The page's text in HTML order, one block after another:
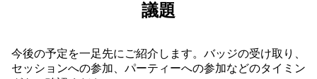
議題
今後の予定を一足先にご紹介します。バッジの受け取り、
セッションへの参加、パーティーへの参加などのタイミン